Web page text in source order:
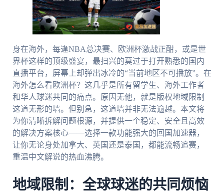
身在海外，每逢NBA总决赛、欧洲杯激战正酣，或是世
界杯这样的顶级盛宴，最扫兴的莫过于打开熟悉的国内
直播平台，屏幕上却弹出冰冷的“当前地区不可播放”。在
海外怎么看欧洲杯？这几乎是所有留学生、海外工作者
和华人球迷共同的痛点。原因无他，就是版权地域限制
这道无形的墙。但别急，这道墙并非无法逾越。本文将
为你清晰拆解问题根源，并提供一个稳定、安全且高效
的解决方案核心——选择一款功能强大的回国加速器，
让你无论身处加拿大、英国还是泰国，都能流畅追赛，
重温中文解说的热血沸腾。
地域限制：全球球迷的共同烦恼